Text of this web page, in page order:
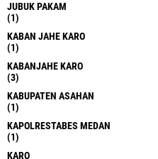
JUBUK PAKAM
(1)
KABAN JAHE KARO
(1)
KABANJAHE KARO
(3)
KABUPATEN ASAHAN
(1)
KAPOLRESTABES MEDAN
(1)
KARO